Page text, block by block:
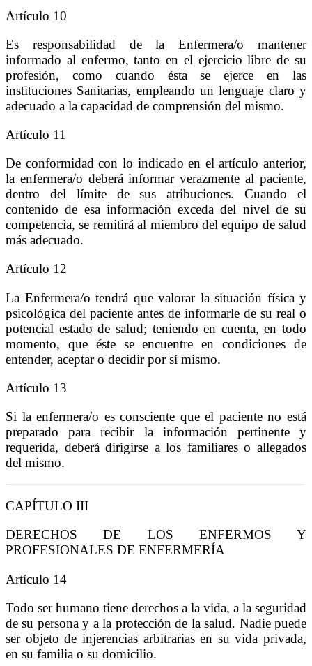
Artículo 10
Es responsabilidad de la Enfermera/o mantener
informado al enfermo, tanto en el ejercicio libre de su
profesión, como cuando ésta se ejerce en las
instituciones Sanitarias, empleando un lenguaje claro y
adecuado a la capacidad de comprensión del mismo.
Artículo 11
De conformidad con lo indicado en el artículo anterior,
la enfermera/o deberá informar verazmente al paciente,
dentro del límite de sus atribuciones. Cuando el
contenido de esa información exceda del nivel de su
competencia, se remitirá al miembro del equipo de salud
más adecuado.
Artículo 12
La Enfermera/o tendrá que valorar la situación física y
psicológica del paciente antes de informarle de su real o
potencial estado de salud; teniendo en cuenta, en todo
momento, que éste se encuentre en condiciones de
entender, aceptar o decidir por sí mismo.
Artículo 13
Si la enfermera/o es consciente que el paciente no está
preparado para recibir la información pertinente y
requerida, deberá dirigirse a los familiares o allegados
del mismo.
CAPÍTULO III
DERECHOS DE LOS ENFERMOS Y
PROFESIONALES DE ENFERMERÍA
Artículo 14
Todo ser humano tiene derechos a la vida, a la seguridad
de su persona y a la protección de la salud. Nadie puede
ser objeto de injerencias arbitrarias en su vida privada,
en su familia o su domicilio.